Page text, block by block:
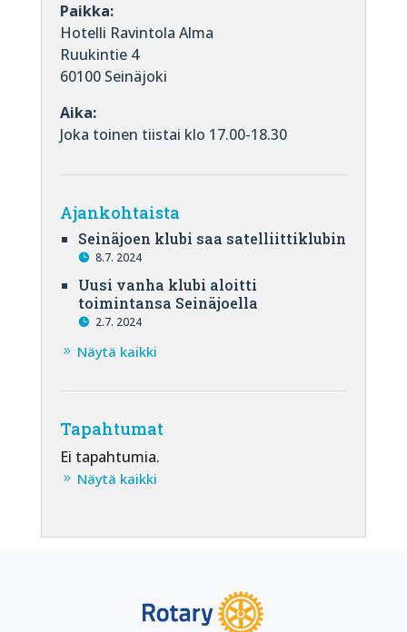
Paikka:
Hotelli Ravintola Alma
Ruukintie 4
60100 Seinäjoki
Aika:
Joka toinen tiistai klo 17.00-18.30
Ajankohtaista
Seinäjoen klubi saa satelliittiklubin
8.7. 2024
Uusi vanha klubi aloitti
toimintansa Seinäjoella
2.7. 2024
Näytä kaikki
Tapahtumat
Ei tapahtumia.
Näytä kaikki